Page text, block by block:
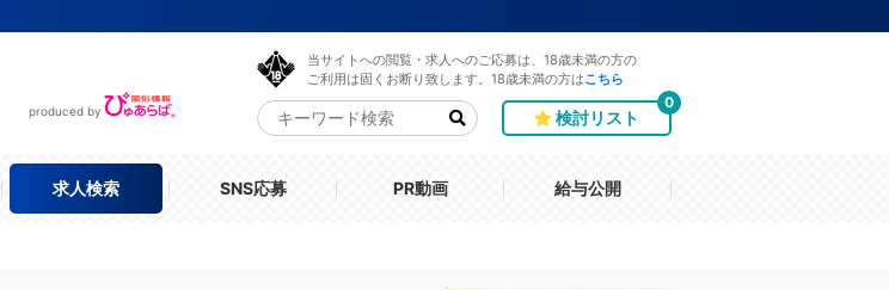
produced by
当サイトへの閲覧・求人へのご応募は、18歳未満の方の
ご利用は固くお断り致します。18歳未満の方は こちら
検討リスト
0
求人検索 SNS応募 PR動画 給与公開